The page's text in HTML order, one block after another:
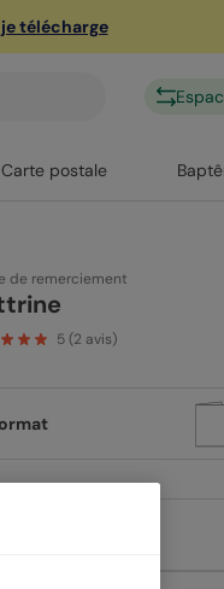
je télécharge
Carte postale
de remerciement
5(2 avis)